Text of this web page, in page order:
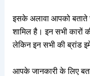
इसके अलावा आपको
शामिल है। इन सभी कारों
लेकिन इन सभी की ब्रांड
आपके जानकारी के लिए